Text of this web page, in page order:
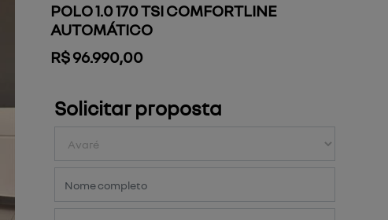
POLO 1.0 170 TSI COMFORTLINE
AUTOMÁTICO
R$ 96.990,00
Solicitar proposta